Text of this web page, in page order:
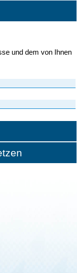
und dem von Ihnen